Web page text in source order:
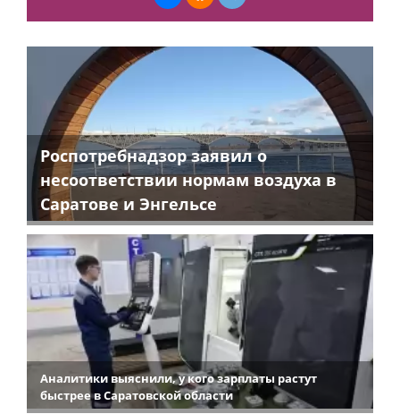
Роспотребнадзор заявил о
несоответствии нормам воздуха в
Саратове и Энгельсе
Аналитики выяснили, у кого зарплаты растут
быстрее в Саратовской области